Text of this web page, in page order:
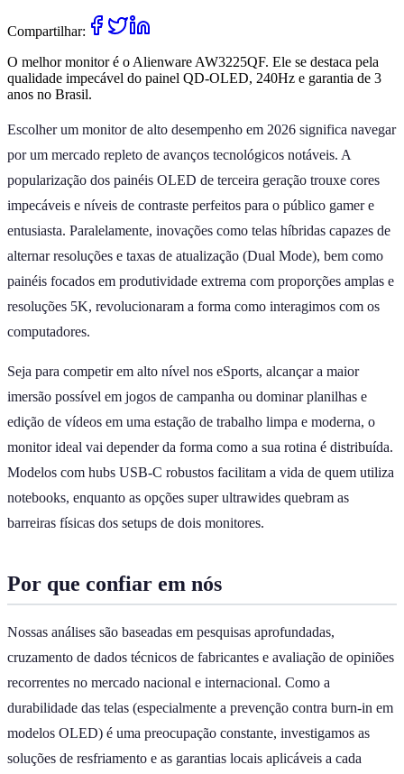
Compartilhar:
O melhor monitor é o Alienware AW3225QF. Ele se destaca pela
qualidade impecável do painel QD-OLED, 240Hz e garantia de 3
anos no Brasil.
Escolher um monitor de alto desempenho em 2026 significa navegar
por um mercado repleto de avanços tecnológicos notáveis. A
popularização dos painéis OLED de terceira geração trouxe cores
impecáveis e níveis de contraste perfeitos para o público gamer e
entusiasta. Paralelamente, inovações como telas híbridas capazes de
alternar resoluções e taxas de atualização (Dual Mode), bem como
painéis focados em produtividade extrema com proporções amplas e
resoluções 5K, revolucionaram a forma como interagimos com os
computadores.
Seja para competir em alto nível nos eSports, alcançar a maior
imersão possível em jogos de campanha ou dominar planilhas e
edição de vídeos em uma estação de trabalho limpa e moderna, o
monitor ideal vai depender da forma como a sua rotina é distribuída.
Modelos com hubs USB-C robustos facilitam a vida de quem utiliza
notebooks, enquanto as opções super ultrawides quebram as
barreiras físicas dos setups de dois monitores.
Por que confiar em nós
Nossas análises são baseadas em pesquisas aprofundadas,
cruzamento de dados técnicos de fabricantes e avaliação de opiniões
recorrentes no mercado nacional e internacional. Como a
durabilidade das telas (especialmente a prevenção contra burn-in em
modelos OLED) é uma preocupação constante, investigamos as
soluções de resfriamento e as garantias locais aplicáveis a cada